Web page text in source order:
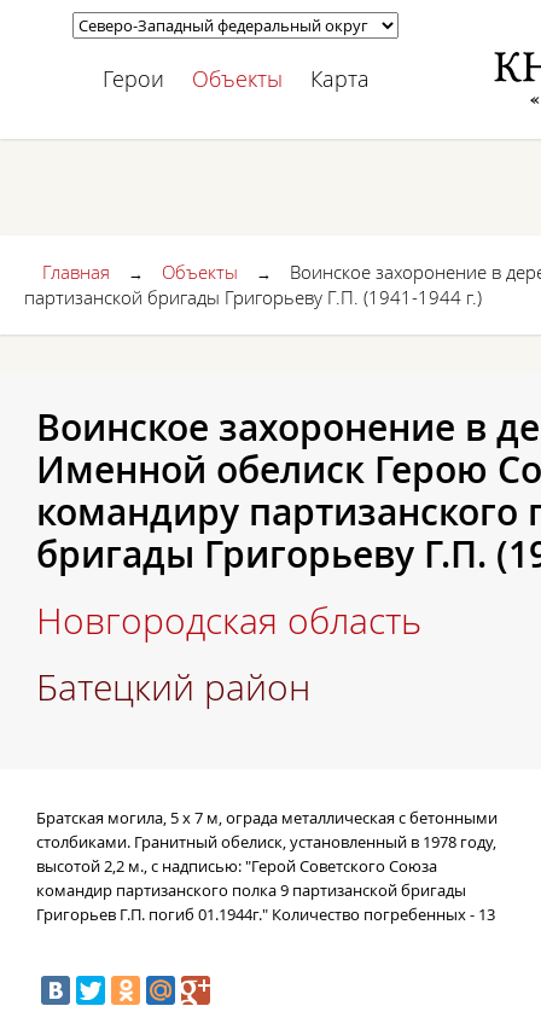
Герои Объекты Карта
Главная → Объекты →
Воинское захоронение в
партизанской бригады Григорьеву Г.П. (1941-1944 г.)
Воинское захоронение в
Именной обелиск Герою
командиру партизанского
бригады Григорьеву Г.П.
Новгородская область
Батецкий район
Братская могила, 5 х 7 м, ограда металлическая с бетонными
столбиками. Гранитный обелиск, установленный в 1978 году,
высотой 2,2 м., с надписью: "Герой Советского Союза
командир партизанского полка 9 партизанской бригады
Григорьев Г.П. погиб 01.1944г." Количество погребенных - 13